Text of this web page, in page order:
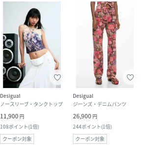
Desigual
ノースリーブ・タンクトップ
11,900 円
108ポイント(1倍)
クーポン対象
Desigual
ジーンズ・デニムパンツ
26,900 円
244ポイント(1倍)
クーポン対象